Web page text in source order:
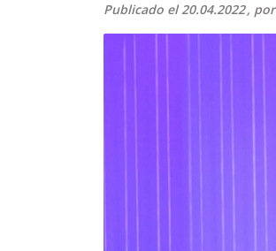
Publicado el 20.04.2022 por